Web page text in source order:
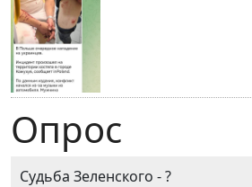
Опрос
Судьба Зеленского - ?